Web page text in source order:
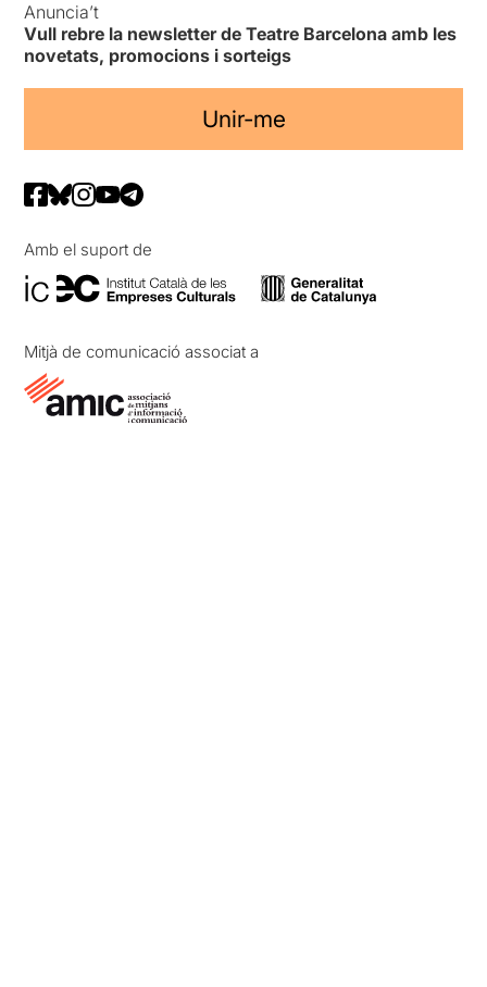
Anuncia’t
Vull rebre la newsletter de Teatre Barcelona amb les
novetats, promocions i sorteigs
Unir-me
Amb el suport de
Mitjà de comunicació associat a